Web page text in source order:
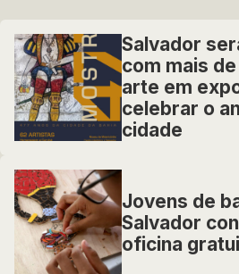
Salvador
com mais
arte em
celebrar o
cidade
Jovens de
Salvador
oficina